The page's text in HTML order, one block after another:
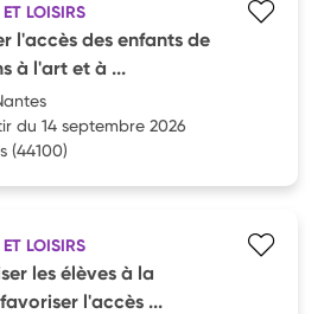
LOISIRS
l'accès des enfants de
à l'art et à ...
du 14 septembre 2026
(44100)
LOISIRS
les élèves à la
l'accès ...